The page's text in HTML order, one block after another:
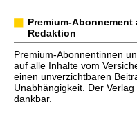
Premium-
Redaktion
Premium-Abonnentinnen
auf alle Inhalte vom
einen unverzichtbaren
Unabhängigkeit. Der
dankbar.